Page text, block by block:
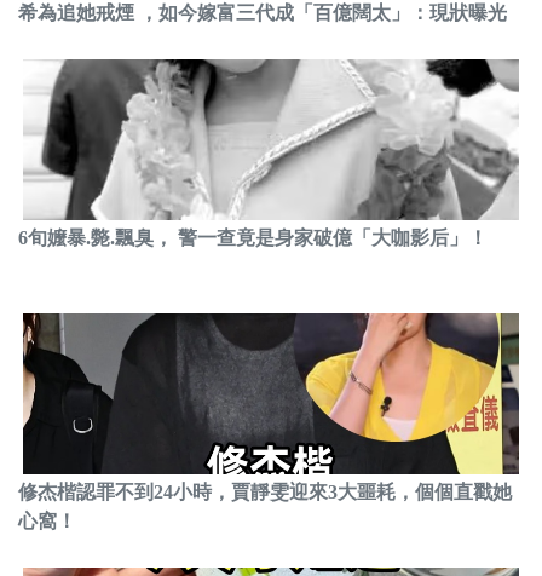
希為追她戒煙 ，如今嫁富三代成「百億闊太」：現狀曝光
6旬嬤暴.斃.飄臭， 警一查竟是身家破億「大咖影后」！
修杰楷認罪不到24小時，賈靜雯迎來3大噩耗，個個直戳她
心窩！